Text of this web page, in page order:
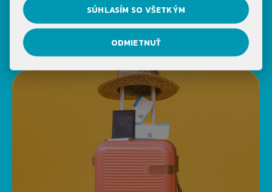
NOVINKY NA NAŠOM
BLOGU
SÚHLASÍM SO VŠETKÝM
ODMIETNUŤ